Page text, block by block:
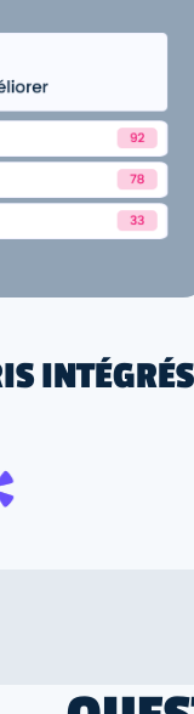
INTÉGRÉS